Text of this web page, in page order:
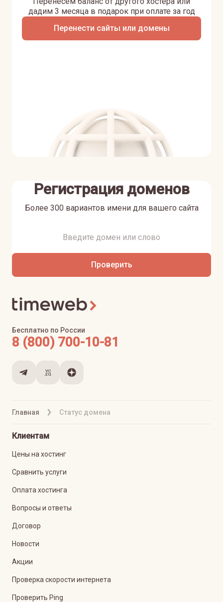
Перенести сайты или домены
дадим 3 месяца в подарок при оплате за год
Регистрация доменов
Более 300 вариантов имени для вашего сайта
Проверить
Главная Статус домена
Бесплатно по России
8 (800) 700-10-81
Клиентам
Цены на хостинг
Сравнить услуги
Оплата хостинга
Вопросы и ответы
Договор
Новости
Акции
Проверка скорости интернета
Проверить Ping